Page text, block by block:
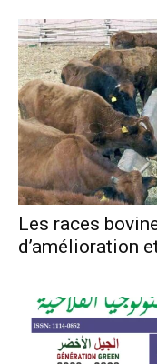
Les races
d’amélioration